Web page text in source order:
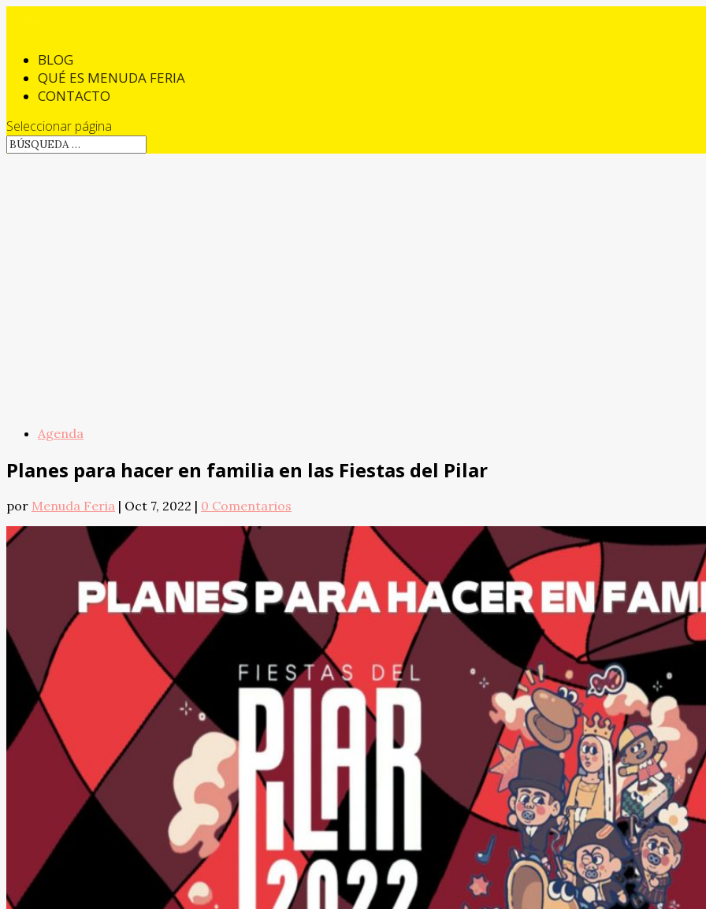
BLOG
QUÉ ES MENUDA FERIA
CONTACTO
Seleccionar página
Agenda
Planes para hacer en familia en las Fiestas del Pilar
por Menuda Feria | Oct 7, 2022 | 0 Comentarios